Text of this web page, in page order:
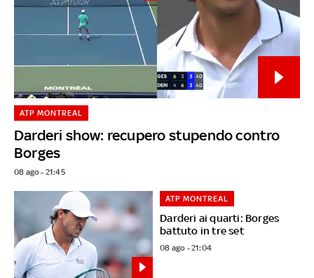
Darderi show: recupero stupendo contro
Borges
ATP MONTREAL
08 ago - 21:45
Darderi ai quarti: Borges
battuto in tre set
ATP MONTREAL
08 ago - 21:04